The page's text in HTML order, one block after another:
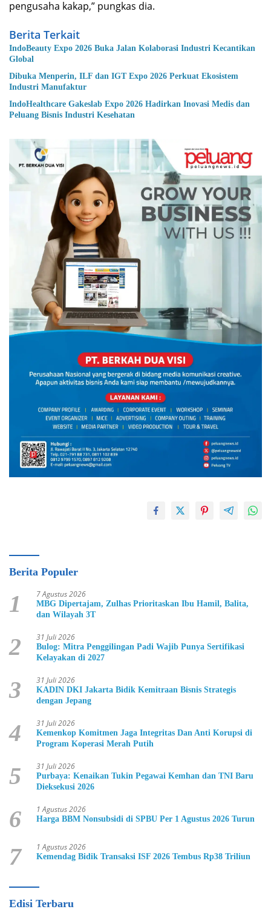
pengusaha kakap,” pungkas dia.
Berita Terkait
IndoBeauty Expo 2026 Buka Jalan Kolaborasi Industri Kecantikan
Global
Dibuka Menperin, ILF dan IGT Expo 2026 Perkuat Ekosistem
Industri Manufaktur
IndoHealthcare Gakeslab Expo 2026 Hadirkan Inovasi Medis dan
Peluang Bisnis Industri Kesehatan
Berita Populer
1 7 Agustus 2026
MBG Dipertajam, Zulhas Prioritaskan Ibu Hamil, Balita,
dan Wilayah 3T
2 31 Juli 2026
Bulog: Mitra Penggilingan Padi Wajib Punya Sertifikasi
Kelayakan di 2027
3 31 Juli 2026
KADIN DKI Jakarta Bidik Kemitraan Bisnis Strategis
dengan Jepang
4 31 Juli 2026
Kemenkop Komitmen Jaga Integritas Dan Anti Korupsi di
Program Koperasi Merah Putih
5 31 Juli 2026
Purbaya: Kenaikan Tukin Pegawai Kemhan dan TNI Baru
Dieksekusi 2026
6 1 Agustus 2026
Harga BBM Nonsubsidi di SPBU Per 1 Agustus 2026 Turun
7 1 Agustus 2026
Kemendag Bidik Transaksi ISF 2026 Tembus Rp38 Triliun
Edisi Terbaru